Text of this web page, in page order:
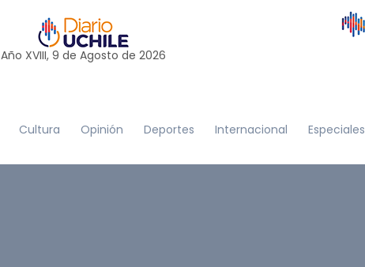
Año XVIII, 9 de Agosto de 2026
Cultura Opinión Deportes Internacional Especiales